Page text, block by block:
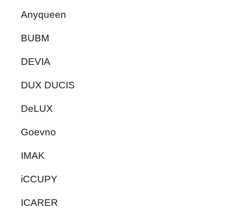
Anyqueen
BUBM
DEVIA
DUX DUCIS
DeLUX
Goevno
IMAK
iCCUPY
ICARER